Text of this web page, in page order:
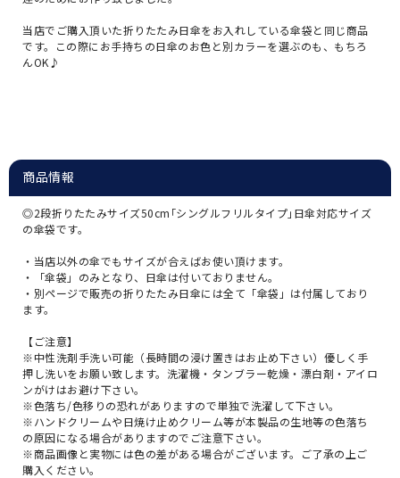
当店でご購入頂いた折りたたみ日傘をお入れしている傘袋と同じ商品
です。この際にお手持ちの日傘のお色と別カラーを選ぶのも、もちろ
んOK♪
商品情報
◎2段折りたたみサイズ50cm｢シングルフリルタイプ｣日傘対応サイズ
の傘袋です。
・当店以外の傘でもサイズが合えばお使い頂けます。
・「傘袋」のみとなり、日傘は付いておりません。
・別ページで販売の折りたたみ日傘には全て「傘袋」は付属しており
ます。
【ご注意】
※中性洗剤手洗い可能（長時間の浸け置きはお止め下さい）優しく手
押し洗いをお願い致します。洗濯機・タンブラー乾燥・漂白剤・アイロ
ンがけはお避け下さい。
※色落ち/色移りの恐れがありますので単独で洗濯して下さい。
※ハンドクリームや日焼け止めクリーム等が本製品の生地等の色落ち
の原因になる場合がありますのでご注意下さい。
※商品画像と実物には色の差がある場合がございます。ご了承の上ご
購入ください。